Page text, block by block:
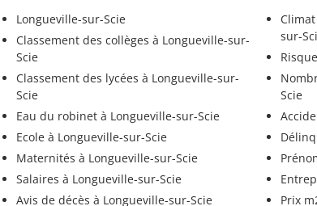
Longueville-sur-Scie
Classement des collèges à Longueville-sur-
Scie
Classement des lycées à Longueville-sur-
Scie
Eau du robinet à Longueville-sur-Scie
Ecole à Longueville-sur-Scie
Maternités à Longueville-sur-Scie
Salaires à Longueville-sur-Scie
Avis de décès à Longueville-sur-Scie
sur-
Scie
Prix